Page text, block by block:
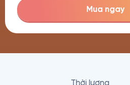
Mua ngay
Thời lượng